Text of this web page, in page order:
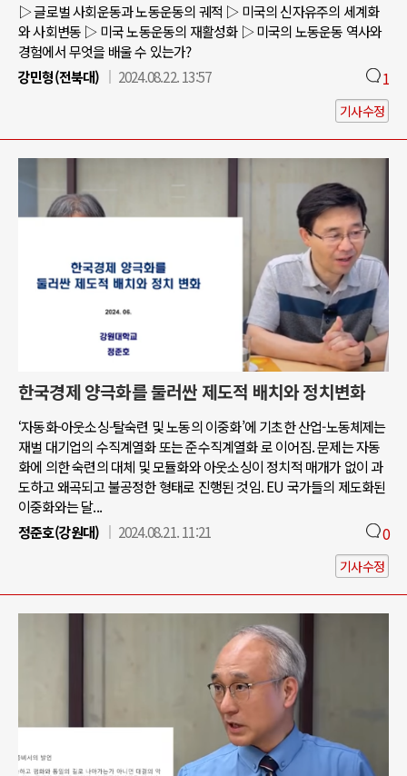
▷ 글로벌 사회운동과 노동운동의 궤적 ▷ 미국의 신자유주의 세계화
와 사회변동 ▷ 미국 노동운동의 재활성화 ▷ 미국의 노동운동 역사와
경험에서 무엇을 배울 수 있는가?
강민형(전북대)
2024.08.22. 13:57 1
기사수정
한국경제 양극화를 둘러싼 제도적 배치와 정치변화
‘자동화-아웃소싱-탈숙련 및 노동의 이중화’에 기초한 산업-노동체제는
재벌 대기업의 수직계열화 또는 준수직계열화 로 이어짐. 문제는 자동
화에 의한 숙련의 대체 및 모듈화와 아웃소싱이 정치적 매개가 없이 과
도하고 왜곡되고 불공정한 형태로 진행된 것임. EU 국가들의 제도화된
이중화와는 달...
정준호(강원대)
2024.08.21. 11:21 0
기사수정